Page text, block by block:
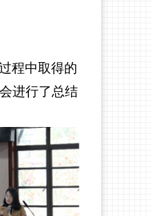
程中取得的
进行了总结